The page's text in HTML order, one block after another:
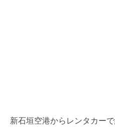
新石垣空港からレンタカー